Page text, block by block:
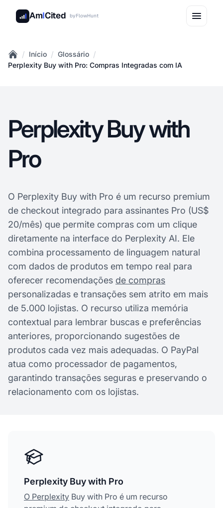
AmICited byFlowHunt
Home
/ Início / Glossário /
Perplexity Buy with Pro: Compras Integradas com IA
Perplexity Buy with
Pro
O Perplexity Buy with Pro é um recurso premium
de checkout integrado para assinantes Pro (US$
20/mês) que permite compras com um clique
diretamente na interface do Perplexity AI. Ele
combina processamento de linguagem natural
com dados de produtos em tempo real para
oferecer recomendações de compras
personalizadas e transações sem atrito em mais
de 5.000 lojistas. O recurso utiliza memória
contextual para lembrar buscas e preferências
anteriores, proporcionando sugestões de
produtos cada vez mais adequadas. O PayPal
atua como processador de pagamentos,
garantindo transações seguras e preservando o
relacionamento com os lojistas.
Perplexity Buy with Pro
O Perplexity Buy with Pro é um recurso